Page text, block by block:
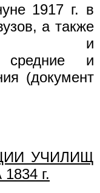
1917 г. в
а также
и
средние и
(документ
УЧИЛИЩ
г.